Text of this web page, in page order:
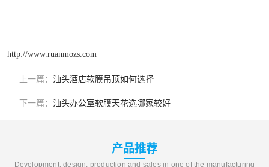
http://www.ruanmozs.com
上一篇： 汕头酒店软膜吊顶如何选择
下一篇： 汕头办公室软膜天花选哪家较好
产品推荐
Development, design, production and sales in one of the manufacturing